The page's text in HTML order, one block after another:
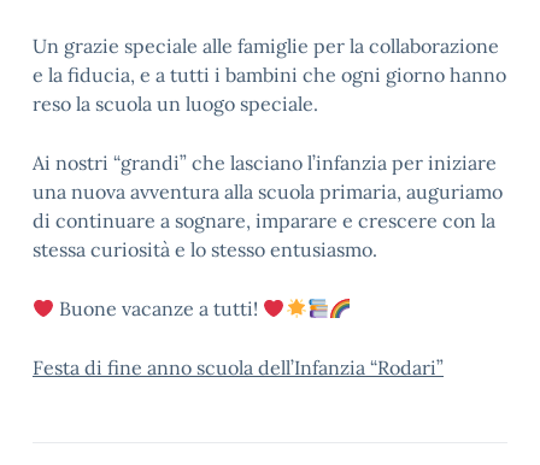
Un grazie speciale alle famiglie per la collaborazione
e la fiducia, e a tutti i bambini che ogni giorno hanno
reso la scuola un luogo speciale.
Ai nostri “grandi” che lasciano l’infanzia per iniziare
una nuova avventura alla scuola primaria, auguriamo
di continuare a sognare, imparare e crescere con la
stessa curiosità e lo stesso entusiasmo.
Buone vacanze a tutti!
Festa di fine anno scuola dell’Infanzia “Rodari”